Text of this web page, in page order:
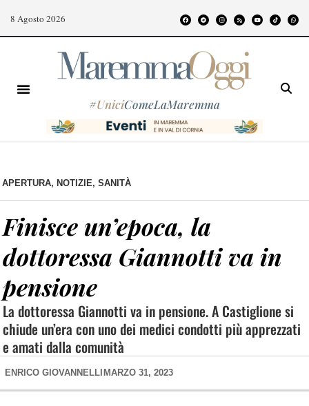
8 Agosto 2026
#UniciComeLaMaremma
APERTURA, NOTIZIE, SANITÀ
Finisce un’epoca, la
dottoressa Giannotti va in
pensione
La dottoressa Giannotti va in pensione. A Castiglione si
chiude un’era con uno dei medici condotti più apprezzati
e amati dalla comunità
ENRICO GIOVANNELLI MARZO 31, 2023